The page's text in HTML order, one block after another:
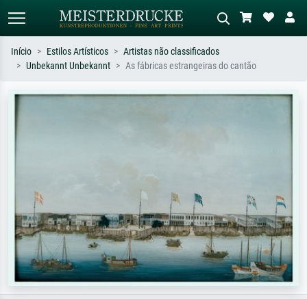
Pesquise por artista, título ou estilo –
Descreva a cena – ex: prado verde,
Início Estilos Artísticos
Artistas não classificados
Unbekannt Unbekannt
As fábricas estrangeiras do cantão